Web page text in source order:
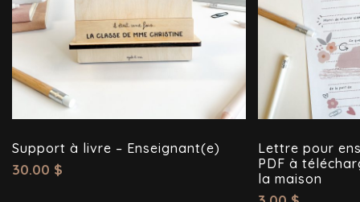
Support à livre – Enseignant(e)
30.00 $
Lettre pour
PDF à
la maison